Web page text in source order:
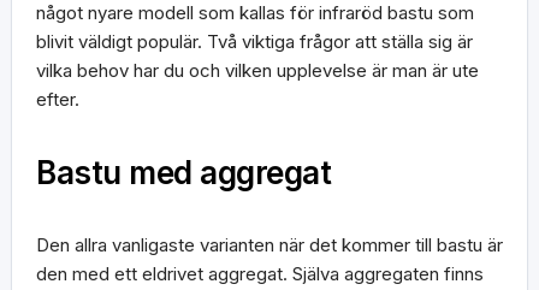
något nyare modell som kallas för infraröd bastu som
blivit väldigt populär. Två viktiga frågor att ställa sig är
vilka behov har du och vilken upplevelse är man är ute
efter.
Bastu med aggregat
Den allra vanligaste varianten när det kommer till bastu är
den med ett eldrivet aggregat. Själva aggregaten finns